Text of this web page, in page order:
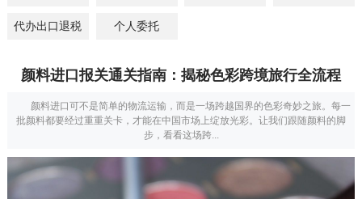
代办出口退税 个人委托
颜料进口报关通关指南：揭秘色彩跨境旅行全流程
颜料进口可不是简单的物流运输，而是一场跨越国界的色彩奇妙之旅。每一
批颜料都要经过重重关卡，才能在中国市场上绽放光彩。让我们跟随颜料的脚
步，看看这场跨...